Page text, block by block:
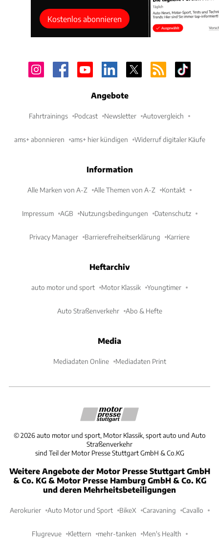
Kostenlos abonnieren
Angebote
Fahrtrainings Podcast Newsletter Autovergleich
ams+ abonnieren ams+ hier kündigen Widerruf digitaler Käufe
Information
Alle Marken von A-Z Alle Themen von A-Z Kontakt
Impressum AGB Nutzungsbedingungen Datenschutz
Privacy Manager Barrierefreiheitserklärung Karriere
Heftarchiv
auto motor und sport Motor Klassik Youngtimer
Auto Straßenverkehr Abo & Hefte
Media
Mediadaten Online Mediadaten Print
©2026 auto motor und sport, Motor Klassik, sport auto und Auto
Straßenverkehr
sind Teil der Motor Presse Stuttgart GmbH & Co.KG
Weitere Angebote der Motor Presse Stuttgart GmbH
& Co. KG & Motor Presse Hamburg GmbH & Co. KG
und deren Mehrheitsbeteiligungen
Aerokurier Auto Motor und Sport BikeX Caravaning Cavallo
Flugrevue Klettern mehr-tanken Men's Health